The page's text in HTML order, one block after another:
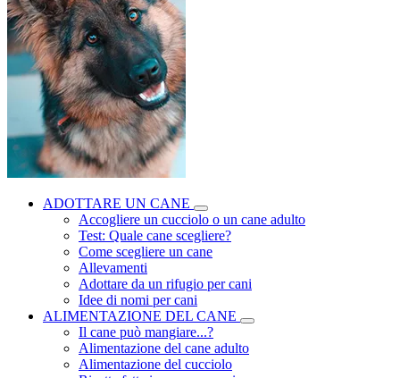
ADOTTARE UN CANE
Accogliere un cucciolo o un cane adulto
Test: Quale cane scegliere?
Come scegliere un cane
Allevamenti
Adottare da un rifugio per cani
Idee di nomi per cani
ALIMENTAZIONE DEL CANE
Il cane può mangiare...?
Alimentazione del cane adulto
Alimentazione del cucciolo